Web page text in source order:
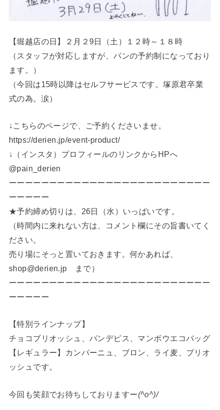
【堀越店の日】２月２9日（土）１２時～１８時
（スタッフが対応しますが、パンの予約制になっており
ます。）
（今回は15時以降はセルフサービスです。塚原君卒業
式の為。涙）
↓こちらのページで、ご予約くださいませ。
https://derien.jp/event-product/
↓（インスタ）プロフィールのリンクからHPへ
@pain_derien
ーーーーーーーーーーーーーーーーーーーーーーーーー
ーーーーー
★予約締め切りは、26日（水）いっぱいです。
（時間内に来れない方は、コメント欄にその旨書いてく
ださい。
売り場にそっと置いておきます。何かあれば、
shop@derien.jp まで）
ーーーーーーーーーーーーーーーーーーーーーーーーー
ーーーーー
【特別ラインナップ】
チョコブリオッシュ、パンデピス、マンボウエコバッグ
【レギュラー】カンパーニュ、ブロン、ライ麦、ブリオ
ッシュです。
今回も笑顔でお待ちしておりますー(^o^)/